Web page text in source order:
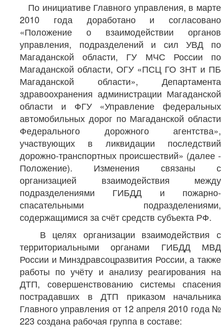
По инициативе Главного управления, в марте
2010 года доработано и согласовано
«Положение о взаимодействии органов
управления, подразделений и сил УВД по
Магаданской области, ГУ МЧС России по
Магаданской области, ОГУ «ПСЦ ГО ЗНТ и ПБ
Магаданской области», Департамента
здравоохранения администрации Магаданской
области и ФГУ «Управление федеральных
автомобильных дорог по Магаданской области
Федерального дорожного агентства»,
участвующих в ликвидации последствий
дорожно-транспортных происшествий» (далее -
Положение). Изменения связаны с
организацией взаимодействия между
подразделениями ГИБДД и пожарно-
спасательными подразделениями,
содержащимися за счёт средств субъекта РФ.
В целях организации взаимодействия с
территориальными органами ГИБДД МВД
России и Минздравсоцразвития России, а также
работы по учёту и анализу реагирования на
ДТП, совершенствованию системы спасения
пострадавших в ДТП приказом начальника
Главного управления от 12 апреля 2010 года №
223 создана рабочая группа в составе: